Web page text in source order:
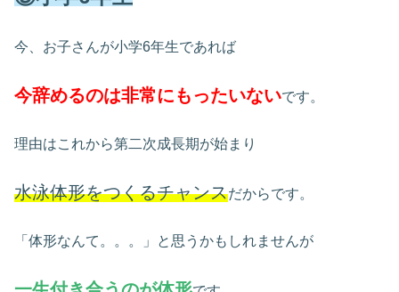
今、お子さんが小学6年生であれば
今辞めるのは非常にもったいないです。
理由はこれから第二次成長期が始まり
水泳体形をつくるチャンスだからです。
「体形なんて。。。」と思うかもしれませんが